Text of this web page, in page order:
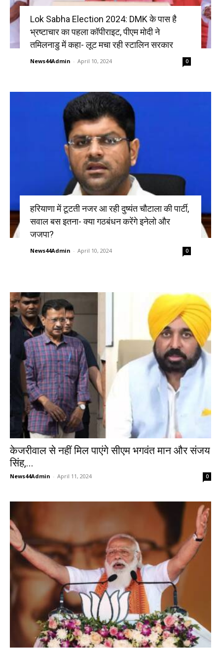
Lok Sabha Election 2024: DMK के पास है
भ्रष्टाचार का पहला कॉपीराइट, पीएम मोदी ने
तमिलनाडु में कहा- लूट मचा रही स्टालिन सरकार
News44Admin - April 10, 2024 0
हरियाणा में टूटती नजर आ रही दुष्यंत चौटाला की पार्टी,
सवाल बस इतना- क्या गठबंधन करेंगे इनेलो और
जजपा?
News44Admin - April 10, 2024 0
केजरीवाल से नहीं मिल पाएंगे सीएम भगवंत मान और संजय
सिंह,...
News44Admin - April 11, 2024 0